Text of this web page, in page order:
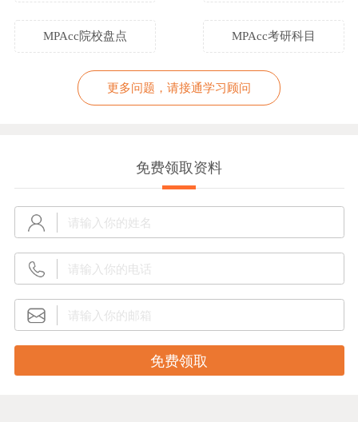
MPAcc院校盘点 MPAcc考研科目
更多问题，请接通学习顾问
免费领取资料